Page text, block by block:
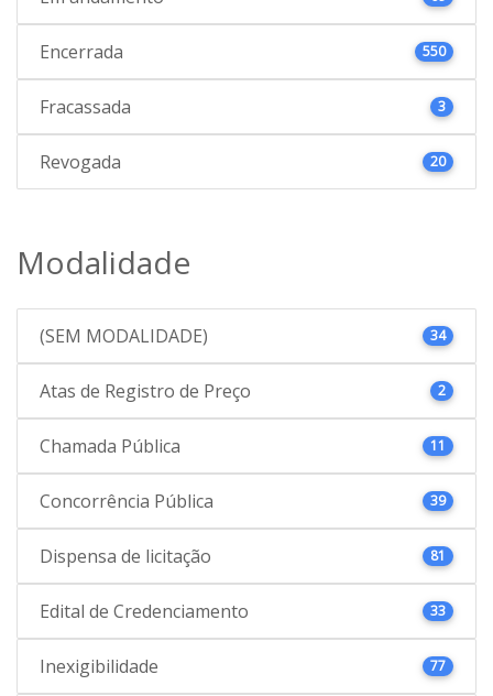
Encerrada 550
Fracassada 3
Revogada 20
Modalidade
(SEM MODALIDADE) 34
Atas de Registro de Preço 2
Chamada Pública 11
Concorrência Pública 39
Dispensa de licitação 81
Edital de Credenciamento 33
Inexigibilidade 77